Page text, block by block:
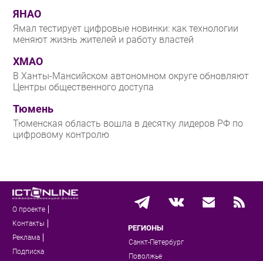
ЯНАО
Ямал тестирует цифровые новинки: как технологии
меняют жизнь жителей и работу властей
ХМАО
В Ханты-Мансийском автономном округе обновляют
Центры общественного доступа
Тюмень
Тюменская область вошла в десятку лидеров РФ по
цифровому контролю
О проекте
Контакты
Реклама
Подписка
РЕГИОНЫ
Санкт-Петербург
Поволжье